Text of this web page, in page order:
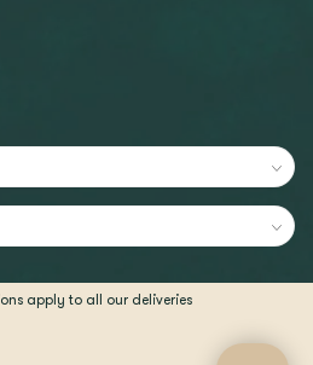
apply to all our deliveries